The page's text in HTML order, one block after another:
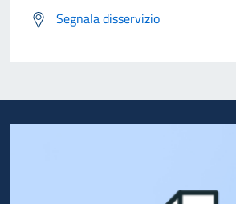
Segnala disservizio